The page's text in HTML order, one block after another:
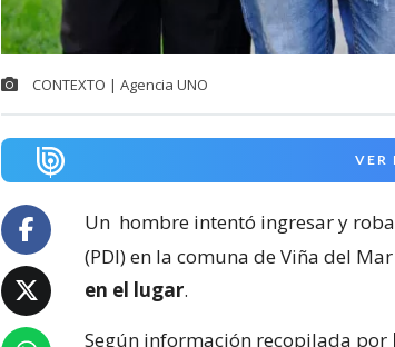
CONTEXTO | Agencia UNO
VER
Un hombre intentó ingresar y
(PDI) en la comuna de Viña del Mar
en el lugar.
Según información recopilada por